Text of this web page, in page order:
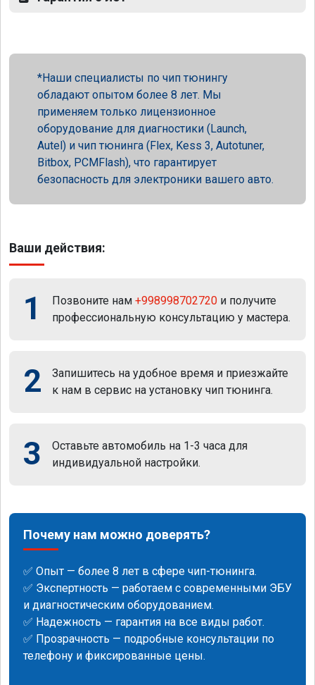
Наши специалисты по чип тюнингу
обладают опытом более 8 лет. Мы
применяем только лицензионное
оборудование для диагностики (Launch,
Autel) и чип тюнинга (Flex, Kess 3, Autotuner,
Bitbox, PCMFlash), что гарантирует
безопасность для электроники вашего авто.
Ваши действия:
1 Позвоните нам +998998702720 и получите
профессиональную консультацию у мастера.
2
Запишитесь на удобное время и приезжайте
к нам в сервис на установку чип тюнинга.
3
Оставьте автомобиль на 1-3 часа для
индивидуальной настройки.
Почему нам можно доверять?
✅ Опыт — более 8 лет в сфере чип-тюнинга.
✅ Экспертность — работаем с современными ЭБУ
и диагностическим оборудованием.
✅ Надежность — гарантия на все виды работ.
✅ Прозрачность — подробные консультации по
телефону и фиксированные цены.